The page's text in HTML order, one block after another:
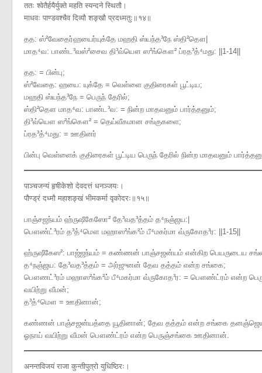
ततः श्वेतैर्हयैर्युक्ते महति स्यन्दने स्थितौ।
माधवः पाण्डवश्चैव दिव्यौ शङ्खौ प्रदध्मतुः॥१४॥
தத​: ஸ்²வேதைர்ஹயைர்யுக்தே மஹதி ஸ்யந்த³நே ஸ்தி²தௌ|
மாத⁴வ​: பாண்ட³வஸ்²சைவ தி³வ்யௌ ஸ²ங்கௌ² ப்ரத³த்⁴மது​: ||1-14||
தத: = பின்பு;
ஸ்²வேதை: ஹயை: யுக்தே = வெள்ளை குதிரைகள் பூட்டிய;
மஹதி ஸ்யந்த³நே = பெருந் தேரில்;
ஸ்தி²தௌ மாத⁴வ: பாண்ட³வ: = நின்ற மாதவனும் பார்த்தனும்;
தி³வ்யௌ ஸ²ங்கௌ² = தெய்வீகமான சங்குகளை;
ப்ரத³த்⁴மது: = ஊதினர்
பின்பு வெள்ளைக் குதிரைகள் பூட்டிய பெருந் தேரில் நின்ற மாதவனும்
पाञ्चजन्यं हृषीकेशो देवदत्तं धनञ्जयः।
पौण्ड्रं दध्मौ महाशङ्खं भीमकर्मा वृकोदरः॥१५॥
பாஞ்சஜந்யம் ஹ்ருஷீகேஸோ² தே³வத³த்தம் த⁴நஞ்ஜய​:|
பௌண்ட்³ரம் த³த்⁴மௌ மஹாஸ²ங்க²ம் பீ⁴மகர்மா வ்ருகோத³ர​: ||1-15||
ஹ்ருஷீகேஸ²: பாஜ்ஜந்யம் = கண்ணன் பாஞ்சஜன்யம் என்கிற பெயருடைய
த⁴நஞ்ஜய: தே³வத³த்தம் = அர்ஜுனன் தேவ தத்தம் என்ற சங்கை;
பௌணட்³ரம் மஹாஸ²ங்க²ம் பீ⁴மகர்மா வ்ருகோத³ர: = பௌண்ட்ரம் என்ற
வயிற்று வீமன்;
த³த்⁴மௌ = ஊதினான்;
கண்ணன் பாஞ்சஜன்யத்தை யூதினான்; தேவ தத்தம் என்ற சங்கை தனஞ்ஜெயன்
ஓநாய் வயிற்று வீமன் பௌண்ட்ரம் என்ற பெருஞ்சங்கை ஊதினான்.
अनन्तविजयं राजा कुन्तीपुत्रो युधिष्ठिरः।